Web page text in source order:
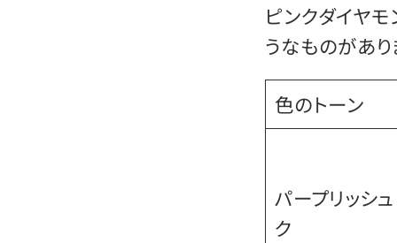
ピンクダイヤ
うなものがあり
色のトーン
パープリッシ
ク